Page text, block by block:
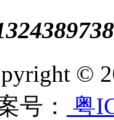
©
号：
粤